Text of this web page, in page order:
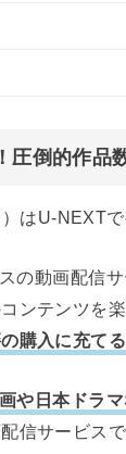
倒的作品
はU-NEXTで
動画配信
ンテンツを
購入に充てる
や日本ドラ
信サービスで